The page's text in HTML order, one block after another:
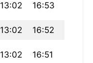
13:02 16:53
13:02 16:52
13:02 16:51